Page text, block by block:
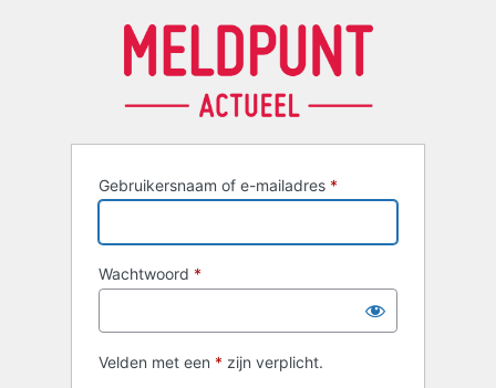
Gebruikersnaam of e-mailadres *
Wachtwoord *
Velden met een * zijn verplicht.